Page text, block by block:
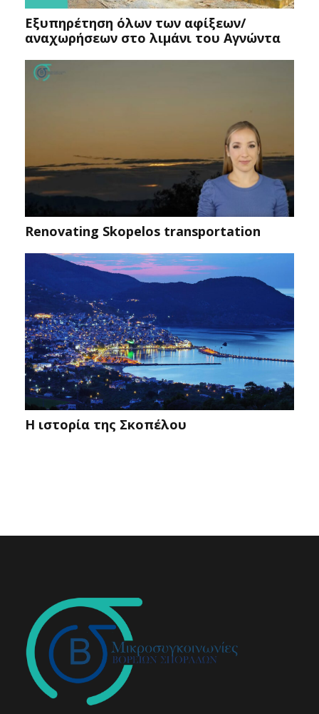
Εξυπηρέτηση όλων των αφίξεων/
αναχωρήσεων στο λιμάνι του Αγνώντα
Renovating Skopelos transportation
Η ιστορία της Σκοπέλου